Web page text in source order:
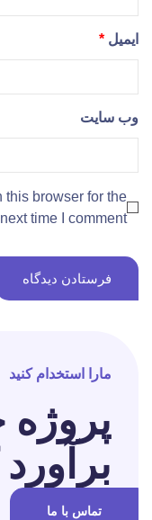
ایمیل *
وب‌ سایت
this browser for the
next time I comment.
مارا استخدام کنید
پروژه
برآورد
تماس با ما